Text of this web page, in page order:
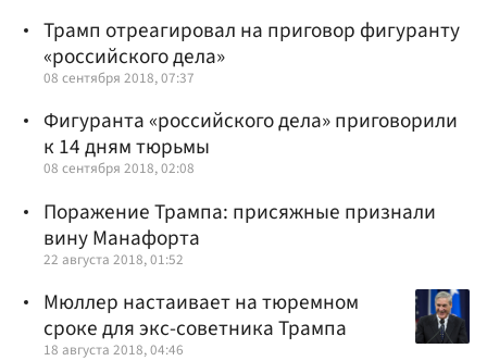
Трамп отреагировал на приговор фигуранту
«российского дела»
08 сентября 2018, 07:37
Фигуранта «российского дела» приговорили
к 14 дням тюрьмы
08 сентября 2018, 02:08
Поражение Трампа: присяжные признали
вину Манафорта
22 августа 2018, 01:52
Мюллер настаивает на тюремном
сроке для экс-советника Трампа
18 августа 2018, 04:46